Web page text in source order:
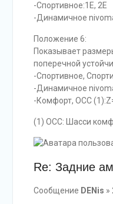
-Спортивное:1E, 2E
-Динамичное
Положение 6:
Показывает
поперечной
-Спортивное,
-Динамичное
-Комфорт, OCC
(1) OCC: Шасси
Re: Задние
Сообщение DENis »